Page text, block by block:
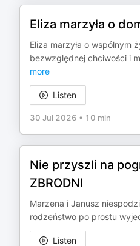
Eliza marzyła o
Eliza marzyła o wspólnym
bezwzględnej chciwości i
more
Listen
30 Jul 2026 • 10 min
Nie przyszli na
ZBRODNI
Marzena i Janusz
rodzeństwo po prostu
Listen